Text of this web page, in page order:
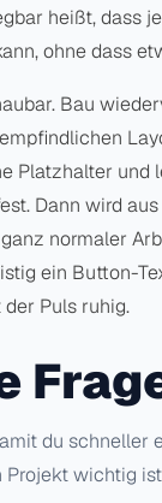
heißt, dass
ohne dass
Bau
Platzhalter und
Dann wird
normaler
ein Button-
Puls ruhig.
du schneller
Projekt wichtig